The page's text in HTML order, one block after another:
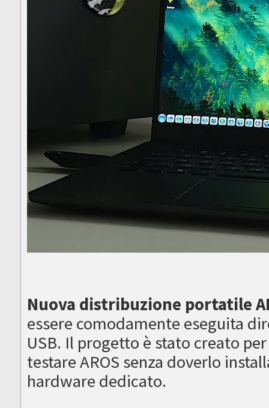
Nuova distribuzione portatile
essere comodamente eseguita
USB. Il progetto è stato creato
testare AROS senza doverlo
hardware dedicato.